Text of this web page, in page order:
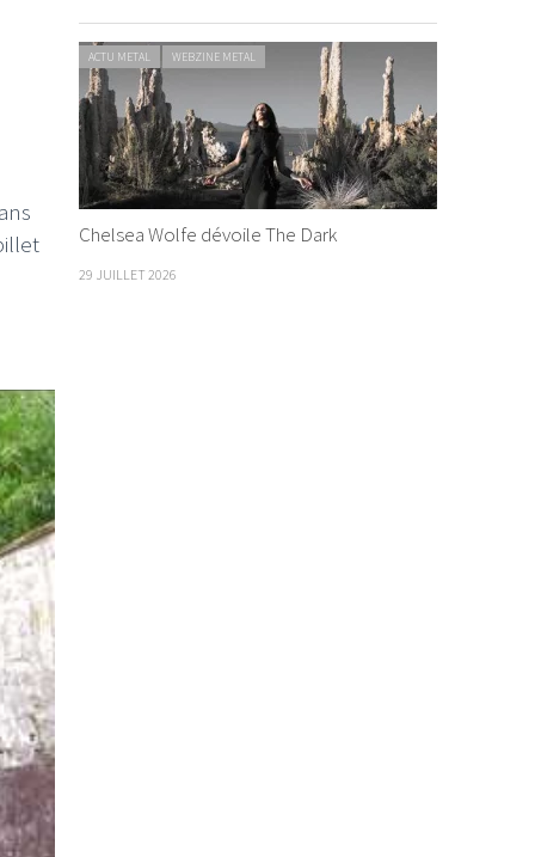
ACTU METAL WEBZINE METAL
Chelsea Wolfe dévoile The Dark
29 JUILLET 2026